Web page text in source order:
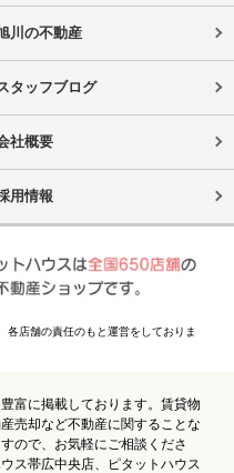
川の不動産
タッフブログ
社概要
用情報
店舗の責任のもと運営をしておりま
富に掲載しております。賃貸物
売却など不動産に関することな
ので、お気軽にご相談くださ
ス帯広中央店、ピタットハウス